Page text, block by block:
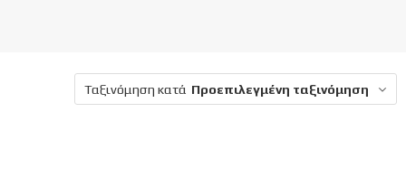
Ταξινόμηση κατά Προεπιλεγμένη ταξινόμηση